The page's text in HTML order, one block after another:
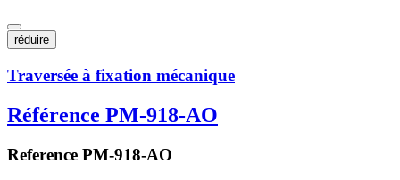
réduire
Traversée à fixation mécanique
Référence PM-918-AO
Reference PM-918-AO